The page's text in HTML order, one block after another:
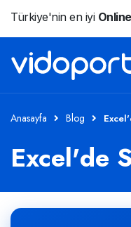
Türkiye'nin en iyi
Anasayfa Blog
Excel'de